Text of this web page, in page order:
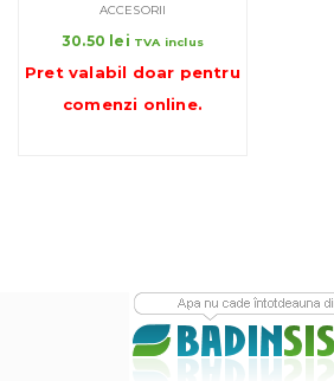
ACCESORII
30.50 lei TVA inclus
Pret valabil doar pentru
comenzi online.